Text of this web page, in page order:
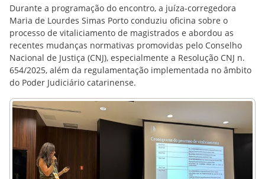
Durante a programação do encontro, a juíza-corregedora
Maria de Lourdes Simas Porto conduziu oficina sobre o
processo de vitaliciamento de magistrados e abordou as
recentes mudanças normativas promovidas pelo Conselho
Nacional de Justiça (CNJ), especialmente a Resolução CNJ n.
654/2025, além da regulamentação implementada no âmbito
do Poder Judiciário catarinense.